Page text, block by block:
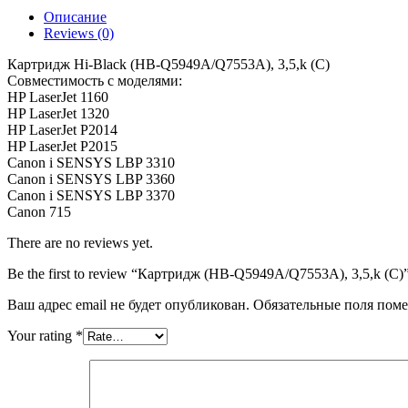
Q5949A/Q7553A),
3,5,k
(С)
Описание
Reviews (0)
Картридж Hi-Black (HB-Q5949A/Q7553A), 3,5,k (С)
Совместимость с моделями:
HP LaserJet 1160
HP LaserJet 1320
HP LaserJet P2014
HP LaserJet P2015
Canon i SENSYS LBP 3310
Canon i SENSYS LBP 3360
Canon i SENSYS LBP 3370
Canon 715
There are no reviews yet.
Be the first to review “Картридж (HB-Q5949A/Q7553A), 3,5,k
Ваш адрес email не будет опубликован. Обязательные поля
Your rating *